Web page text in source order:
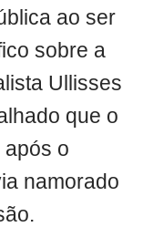
ao ser
sobre a
Ullisses
que o
o
namorado